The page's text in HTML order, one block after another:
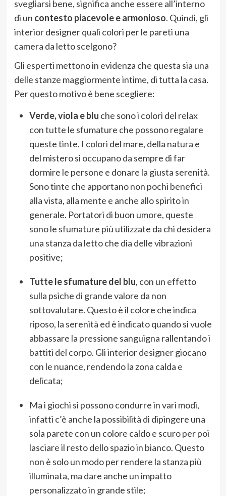
svegliarsi bene, significa anche essere all’interno
di un contesto piacevole e armonioso. Quindi, gli
interior designer quali colori per le pareti una
camera da letto scelgono?
Gli esperti mettono in evidenza che questa sia una
delle stanze maggiormente intime, di tutta la casa.
Per questo motivo è bene scegliere:
Verde, viola e blu che sono i colori del relax
con tutte le sfumature che possono regalare
queste tinte. I colori del mare, della natura e
del mistero si occupano da sempre di far
dormire le persone e donare la giusta serenità.
Sono tinte che apportano non pochi benefici
alla vista, alla mente e anche allo spirito in
generale. Portatori di buon umore, queste
sono le sfumature più utilizzate da chi desidera
una stanza da letto che dia delle vibrazioni
positive;
Tutte le sfumature del blu, con un effetto
sulla psiche di grande valore da non
sottovalutare. Questo è il colore che indica
riposo, la serenità ed è indicato quando si vuole
abbassare la pressione sanguigna rallentando i
battiti del corpo. Gli interior designer giocano
con le nuance, rendendo la zona calda e
delicata;
Ma i giochi si possono condurre in vari modi,
infatti c’è anche la possibilità di dipingere una
sola parete con un colore caldo e scuro per poi
lasciare il resto dello spazio in bianco. Questo
non è solo un modo per rendere la stanza più
illuminata, ma dare anche un impatto
personalizzato in grande stile;